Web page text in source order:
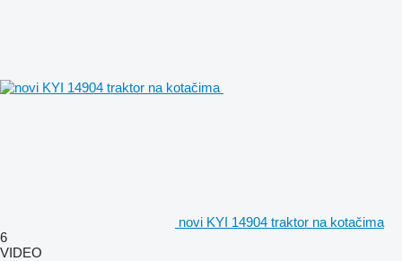
novi KYI 14904 traktor na kotačima
6
VIDEO